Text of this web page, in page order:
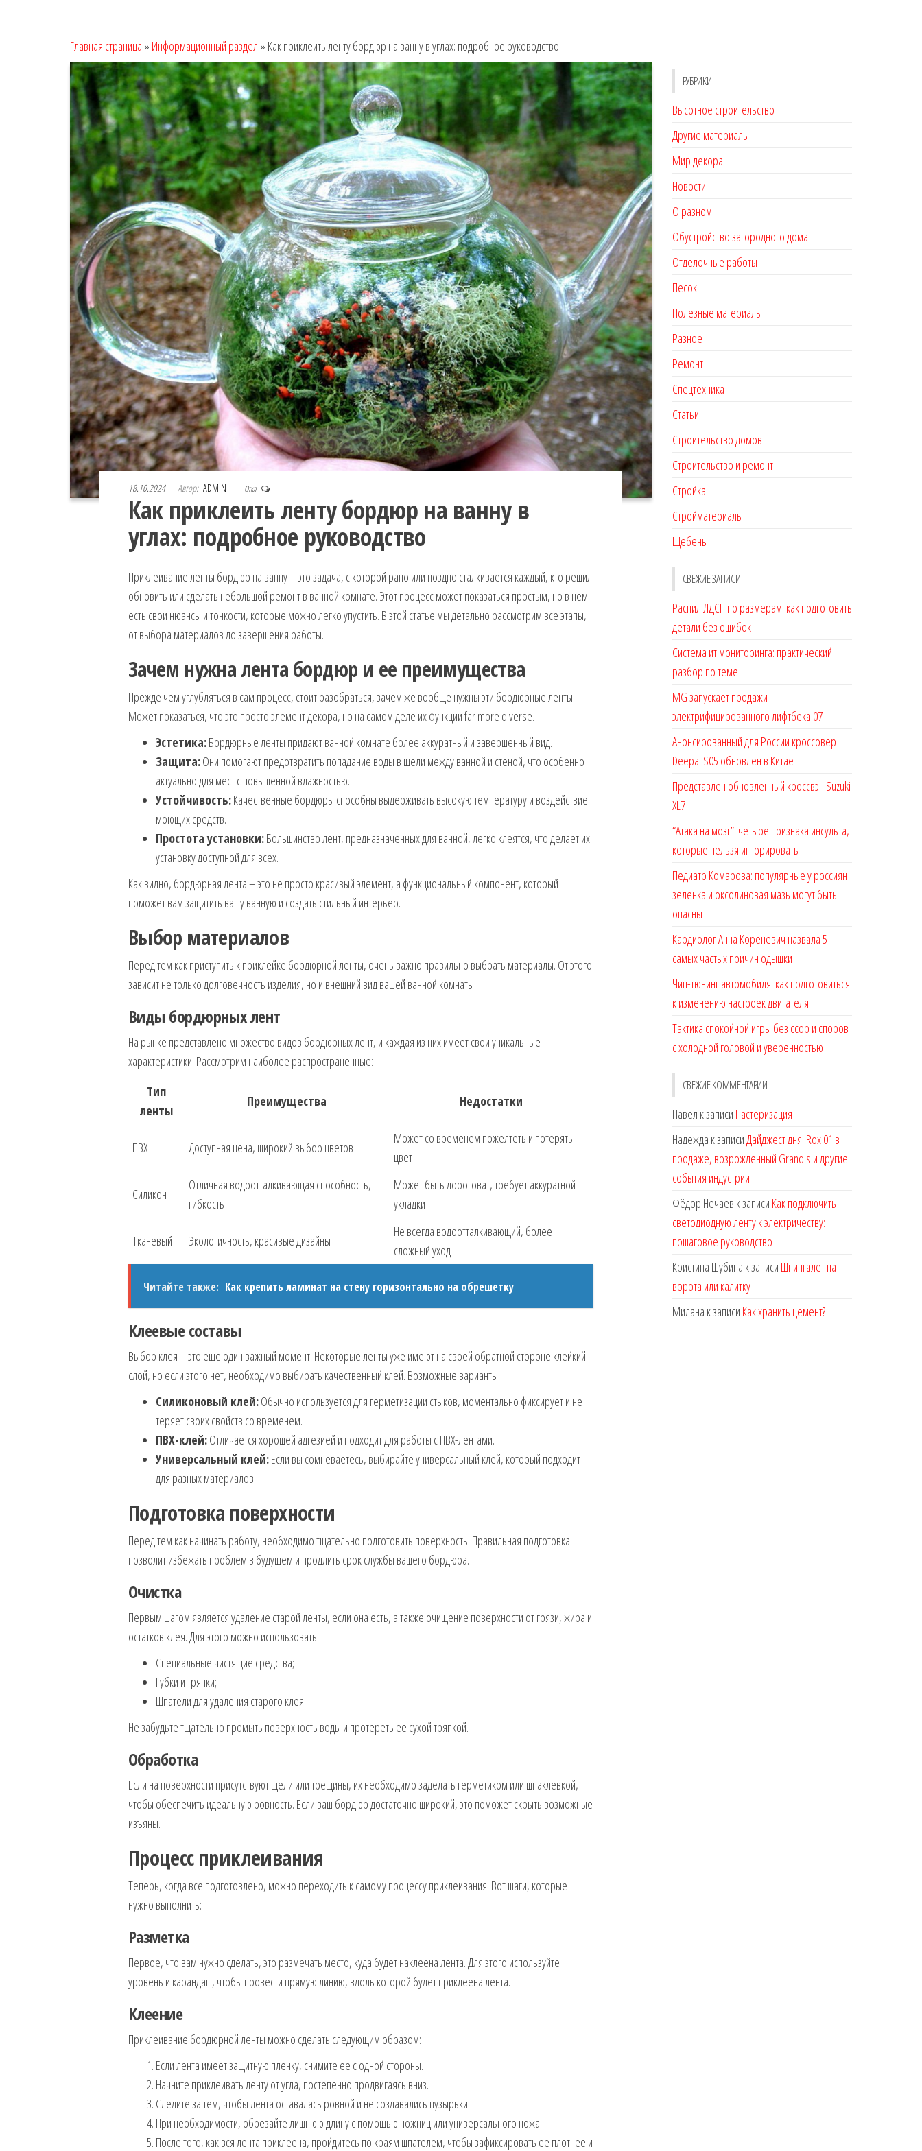
Главная страница » Информационный раздел » Как приклеить ленту бордюр на ванну в углах: подробное руководство
18.10.2024 Автор: ADMIN Откл
Как приклеить ленту бордюр на ванну в
углах: подробное руководство
Приклеивание ленты бордюр на ванну – это задача, с которой рано или поздно сталкивается каждый, кто решил
обновить или сделать небольшой ремонт в ванной комнате. Этот процесс может показаться простым, но в нем
есть свои нюансы и тонкости, которые можно легко упустить. В этой статье мы детально рассмотрим все этапы,
от выбора материалов до завершения работы.
Зачем нужна лента бордюр и ее преимущества
Прежде чем углубляться в сам процесс, стоит разобраться, зачем же вообще нужны эти бордюрные ленты.
Может показаться, что это просто элемент декора, но на самом деле их функции far more diverse.
Эстетика:Бордюрные ленты придают ванной комнате более аккуратный и завершенный вид.
Защита:Они помогают предотвратить попадание воды в щели между ванной и стеной, что особенно
актуально для мест с повышенной влажностью.
Устойчивость:Качественные бордюры способны выдерживать высокую температуру и воздействие
моющих средств.
Простота установки:Большинство лент, предназначенных для ванной, легко клеятся, что делает их
установку доступной для всех.
Как видно, бордюрная лента – это не просто красивый элемент, а функциональный компонент, который
поможет вам защитить вашу ванную и создать стильный интерьер.
Выбор материалов
Перед тем как приступить к приклейке бордюрной ленты, очень важно правильно выбрать материалы. От этого
зависит не только долговечность изделия, но и внешний вид вашей ванной комнаты.
Виды бордюрных лент
На рынке представлено множество видов бордюрных лент, и каждая из них имеет свои уникальные
характеристики. Рассмотрим наиболее распространенные:
Тип
ленты
Преимущества Недостатки
ПВХ Доступная цена, широкий выбор цветов
Может со временем пожелтеть и потерять
цвет
Силикон
Отличная водоотталкивающая способность,
гибкость
Может быть дороговат, требует аккуратной
укладки
Тканевый Экологичность, красивые дизайны
Не всегда водоотталкивающий, более
сложный уход
Читайте также: Как крепить ламинат на стену горизонтально на обрешетку
Клеевые составы
Выбор клея – это еще один важный момент. Некоторые ленты уже имеют на своей обратной стороне клейкий
слой, но если этого нет, необходимо выбирать качественный клей. Возможные варианты:
Силиконовый клей:Обычно используется для герметизации стыков, моментально фиксирует и не
теряет своих свойств со временем.
ПВХ-клей:Отличается хорошей адгезией и подходит для работы с ПВХ-лентами.
Универсальный клей:Если вы сомневаетесь, выбирайте универсальный клей, который подходит
для разных материалов.
Подготовка поверхности
Перед тем как начинать работу, необходимо тщательно подготовить поверхность. Правильная подготовка
позволит избежать проблем в будущем и продлить срок службы вашего бордюра.
Очистка
Первым шагом является удаление старой ленты, если она есть, а также очищение поверхности от грязи, жира и
остатков клея. Для этого можно использовать:
Специальные чистящие средства;
Губки и тряпки;
Шпатели для удаления старого клея.
Не забудьте тщательно промыть поверхность воды и протереть ее сухой тряпкой.
Обработка
Если на поверхности присутствуют щели или трещины, их необходимо заделать герметиком или шпаклевкой,
чтобы обеспечить идеальную ровность. Если ваш бордюр достаточно широкий, это поможет скрыть возможные
изъяны.
Процесс приклеивания
Теперь, когда все подготовлено, можно переходить к самому процессу приклеивания. Вот шаги, которые
нужно выполнить:
Разметка
Первое, что вам нужно сделать, это размечать место, куда будет наклеена лента. Для этого используйте
уровень и карандаш, чтобы провести прямую линию, вдоль которой будет приклеена лента.
Клеение
Приклеивание бордюрной ленты можно сделать следующим образом:
Если лента имеет защитную пленку, снимите ее с одной стороны.
Начните приклеивать ленту от угла, постепенно продвигаясь вниз.
Следите за тем, чтобы лента оставалась ровной и не создавались пузырьки.
При необходимости, обрезайте лишнюю длину с помощью ножниц или универсального ножа.
После того, как вся лента приклеена, пройдитесь по краям шпателем, чтобы зафиксировать ее плотнее и
РУБРИКИ
Высотное строительство
Другие материалы
Мир декора
Новости
О разном
Обустройство загородного дома
Отделочные работы
Песок
Полезные материалы
Разное
Ремонт
Спецтехника
Статьи
Строительство домов
Строительство и ремонт
Стройка
Стройматериалы
Щебень
СВЕЖИЕ ЗАПИСИ
Распил ЛДСП по размерам: как подготовить
детали без ошибок
Система ит мониторинга: практический
разбор по теме
MG запускает продажи
электрифицированного лифтбека 07
Анонсированный для России кроссовер
Deepal S05 обновлен в Китае
Представлен обновленный кроссвэн Suzuki
XL7
“Атака на мозг”: четыре признака инсульта,
которые нельзя игнорировать
Педиатр Комарова: популярные у россиян
зеленка и оксолиновая мазь могут быть
опасны
Кардиолог Анна Кореневич назвала 5
самых частых причин одышки
Чип-тюнинг автомобиля: как подготовиться
к изменению настроек двигателя
Тактика спокойной игры без ссор и споров
с холодной головой и уверенностью
СВЕЖИЕ КОММЕНТАРИИ
Павел к записи Пастеризация
Надежда к записиДайджест дня: Rox 01 в
продаже, возрожденный Grandis и другие
события индустрии
Фёдор Нечаев к записи Как подключить
светодиодную ленту к электричеству:
пошаговое руководство
Кристина Шубина к записи Шпингалет на
ворота или калитку
Милана к записи Как хранить цемент?